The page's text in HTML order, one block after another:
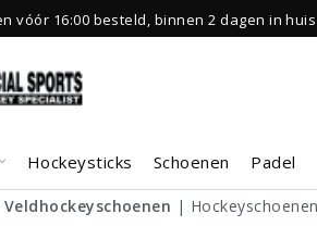
vóór 16:00 besteld, binnen 2 dagen in huis
Hockeysticks Schoenen Padel
| Hockeyschoenen